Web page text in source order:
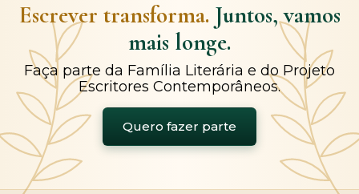
Escrever transforma. Juntos, vamos
mais longe.
Faça parte da Família Literária e do Projeto
Escritores Contemporâneos.
Quero fazer parte